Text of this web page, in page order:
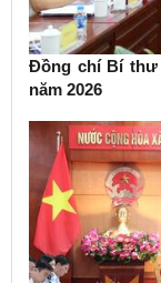
Đồng chí Bí thư
năm 2026